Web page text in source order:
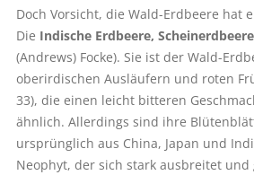
Doch Vorsicht, die Wald-Erdbeere hat
Die Indische Erdbeere, Scheinerdbeere
(Andrews) Focke). Sie ist der Wald-
oberirdischen Ausläufern und roten
33), die einen leicht bitteren
ähnlich. Allerdings sind ihre
ursprünglich aus China, Japan und
Neophyt, der sich stark ausbreitet und